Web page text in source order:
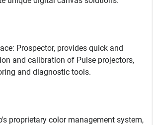
Prospector, provides quick and
and calibration of Pulse projectors,
and diagnostic tools.
proprietary color management system,